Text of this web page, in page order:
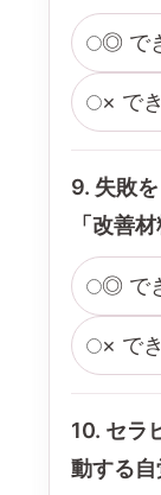
◎ で
× で
9. 失敗
「改善
◎ で
× で
10. セラ
動する